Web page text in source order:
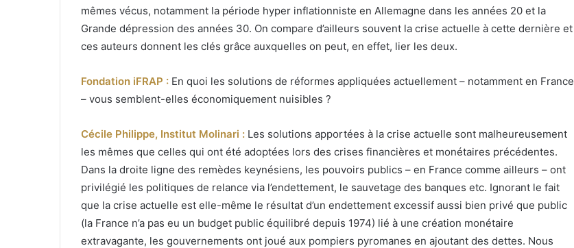
mêmes vécus, notamment la période hyper inflationniste en Allemagne dans les années 20 et la
Grande dépression des années 30. On compare d’ailleurs souvent la crise actuelle à cette dernière et
ces auteurs donnent les clés grâce auxquelles on peut, en effet, lier les deux.
Fondation iFRAP : En quoi les solutions de réformes appliquées actuellement – notamment en France
– vous semblent-elles économiquement nuisibles ?
Cécile Philippe, Institut Molinari : Les solutions apportées à la crise actuelle sont malheureusement
les mêmes que celles qui ont été adoptées lors des crises financières et monétaires précédentes.
Dans la droite ligne des remèdes keynésiens, les pouvoirs publics – en France comme ailleurs – ont
privilégié les politiques de relance via l’endettement, le sauvetage des banques etc. Ignorant le fait
que la crise actuelle est elle-même le résultat d’un endettement excessif aussi bien privé que public
(la France n’a pas eu un budget public équilibré depuis 1974) lié à une création monétaire
extravagante, les gouvernements ont joué aux pompiers pyromanes en ajoutant des dettes. Nous